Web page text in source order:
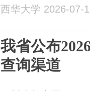
西华大学 2026-07-
我省公布
查询渠道